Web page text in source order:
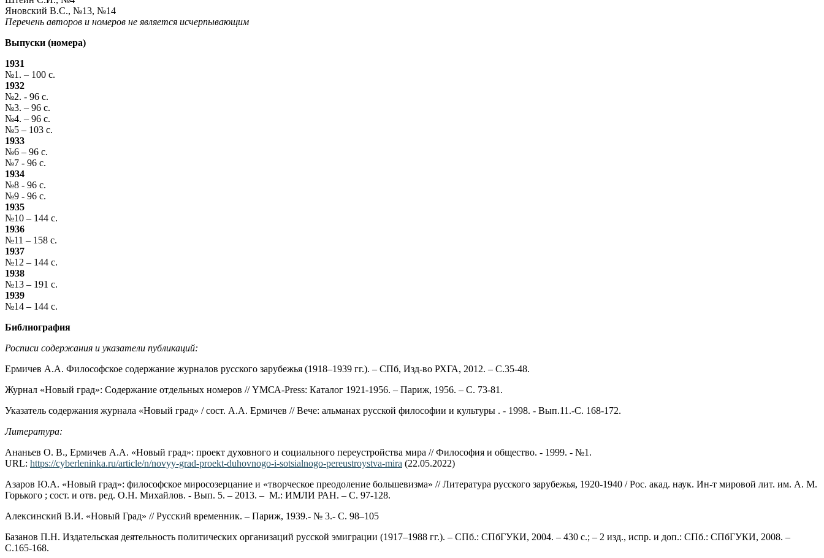
Яновский В.С., №13, №14
Перечень авторов и номеров не является исчерпывающим
Выпуски (номера)
1931
№1. – 100 с.
1932
№2. - 96 с.
№3. – 96 с.
№4. – 96 с.
№5 – 103 с.
1933
№6 – 96 с.
№7 - 96 с.
1934
№8 - 96 с.
№9 - 96 с.
1935
№10 – 144 с.
1936
№11 – 158 с.
1937
№12 – 144 с.
1938
№13 – 191 с.
1939
№14 – 144 с.
Библиография
Росписи содержания и указатели публикаций:
Ермичев А.А. Философское содержание журналов русского зарубежья (1918–1939 гг.). – СПб, Изд-во РХГА, 2012. – С.35-48.
Журнал «Новый град»: Содержание отдельных номеров // YМСА-Press: Каталог 1921-1956. – Париж, 1956. – С. 73-81.
Указатель содержания журнала «Новый град» / сост. А.А. Ермичев // Вече: альманах русской философии и культуры . - 1998. - Вып.11.-С. 168-172.
Литература:
Ананьев О. В., Ермичев А.А. «Новый град»: проект духовного и социального переустройства мира // Философия и общество. - 1999. - №1.
URL: https://cyberleninka.ru/article/n/novyy-grad-proekt-duhovnogo-i-sotsialnogo-pereustroystva-mira (22.05.2022)
Азаров Ю.А. «Новый град»: философское миросозерцание и «творческое преодоление большевизма» // Литература русского зарубежья, 1920-1940 / Рос. акад. наук. Ин-т мировой лит. им. А. М.
Горького ; сост. и отв. ред. О.Н. Михайлов. - Вып. 5. – 2013. – М.: ИМЛИ РАН. – С. 97-128.
Алексинский В.И. «Новый Град» // Русский временник. – Париж, 1939.- № 3.- С. 98–105
Базанов П.Н. Издательская деятельность политических организаций русской эмиграции (1917–1988 гг.). – СПб.: СПбГУКИ, 2004. – 430 с.; – 2 изд., испр. и доп.: СПб.: СПбГУКИ, 2008. –
С.165-168.